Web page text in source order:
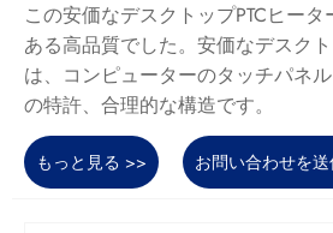
この安価なデスクトップPTCヒー
ある高品質でした。安価なデスク
は、コンピューターのタッチパネ
の特許、合理的な構造です。
もっと見る >> お問い合わせを